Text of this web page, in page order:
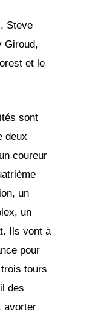
Steve
Giroud,
et le
sont
deux
coureur
un
un
Ils vont à
pour
tours
des
avorter